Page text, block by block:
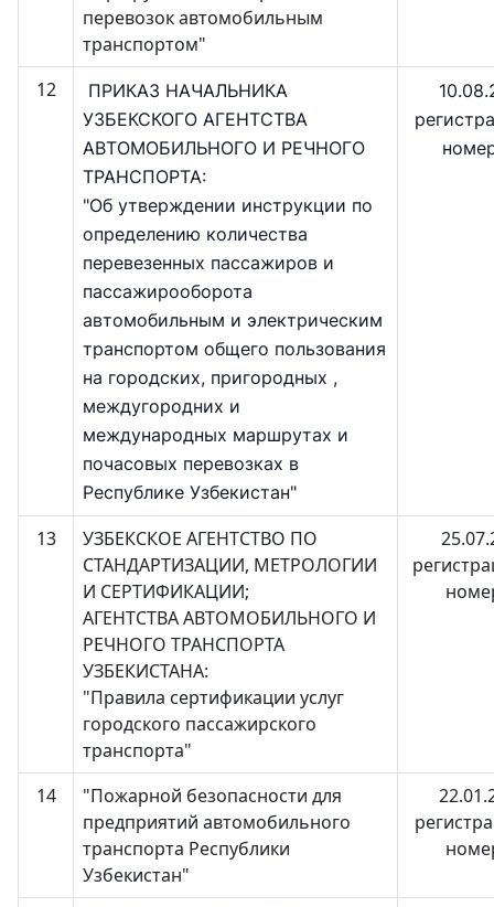
перевозок автомобильным
транспортом"
12
ПРИКАЗ НАЧАЛЬНИКА
УЗБЕКСКОГО АГЕНТСТВА
АВТОМОБИЛЬНОГО И РЕЧНОГО
ТРАНСПОРТА:
"Об утверждении инструкции по
определению количества
перевезенных пассажиров и
пассажирооборота
автомобильным и электрическим
транспортом общего пользования
на городских, пригородных ,
междугородних и
международных маршрутах и
почасовых перевозках в
Республике Узбекистан"
13
УЗБЕКСКОЕ АГЕНТСТВО ПО
СТАНДАРТИЗАЦИИ, МЕТРОЛОГИИ
И СЕРТИФИКАЦИИ;
АГЕНТСТВА АВТОМОБИЛЬНОГО И
РЕЧНОГО ТРАНСПОРТА
УЗБЕКИСТАНА:
"Правила сертификации услуг
городского пассажирского
транспорта"
14
"Пожарной безопасности для
предприятий автомобильного
транспорта Республики
Узбекистан"